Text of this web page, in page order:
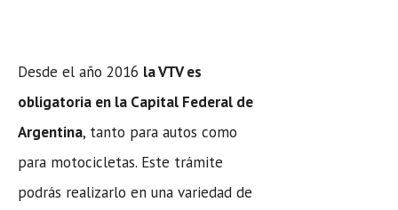
Desde el año 2016 la VTV es
obligatoria en la Capital Federal de
Argentina, tanto para autos como
para motocicletas. Este trámite
podrás realizarlo en una variedad de